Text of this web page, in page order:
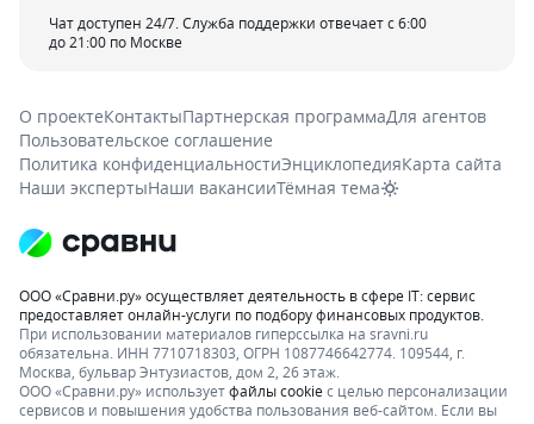
Чат доступен 24/7. Служба поддержки отвечает с 6:00
до 21:00 по Москве
О проектеКонтактыПартнерская программаДля агентов
Пользовательское соглашение
Политика конфиденциальностиЭнциклопедияКарта сайта
Наши экспертыНаши вакансииТёмная тема
ООО «Сравни.ру» осуществляет деятельность в сфере IT: сервис
предоставляет онлайн-услуги по подбору финансовых продуктов.
При использовании материалов гиперссылка на sravni.ru
обязательна. ИНН 7710718303, ОГРН 1087746642774. 109544, г.
Москва, бульвар Энтузиастов, дом 2, 26 этаж.
ООО «Сравни.ру» используетфайлы cookieс целью персонализации
сервисов и повышения удобства пользования веб-сайтом. Если вы